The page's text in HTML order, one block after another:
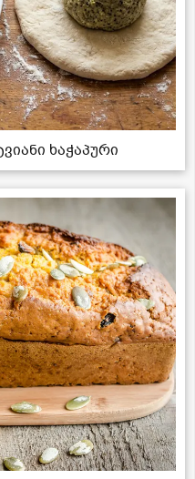
ხაჭაპური